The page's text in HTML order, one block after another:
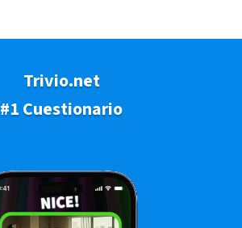
Trivio.net
#1 Cuestionario